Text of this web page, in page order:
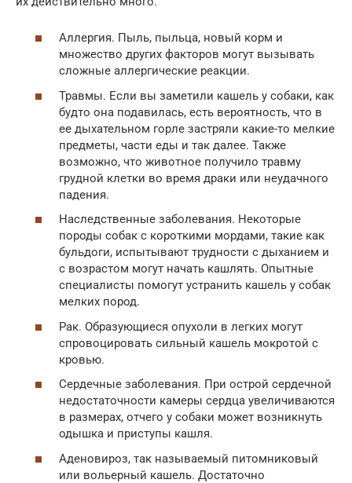
Аллергия. Пыль, пыльца, новый корм и
множество других факторов могут вызывать
сложные аллергические реакции.
Травмы. Если вы заметили кашель у собаки, как
будто она подавилась, есть вероятность, что в
ее дыхательном горле застряли какие-то мелкие
предметы, части еды и так далее. Также
возможно, что животное получило травму
грудной клетки во время драки или неудачного
падения.
Наследственные заболевания. Некоторые
породы собак с короткими мордами, такие как
бульдоги, испытывают трудности с дыханием и
с возрастом могут начать кашлять. Опытные
специалисты помогут устранить кашель у собак
мелких пород.
Рак. Образующиеся опухоли в легких могут
спровоцировать сильный кашель мокротой с
кровью.
Сердечные заболевания. При острой сердечной
недостаточности камеры сердца увеличиваются
в размерах, отчего у собаки может возникнуть
одышка и приступы кашля.
Аденовироз, так называемый питомниковый
или вольерный кашель. Достаточно